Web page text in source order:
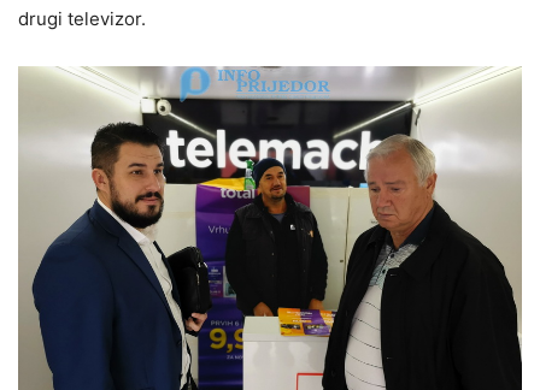
drugi televizor.